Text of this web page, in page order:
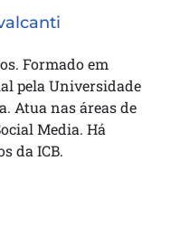
Formado em
pela Universidade
Atua nas áreas de
Media. Há
da ICB.